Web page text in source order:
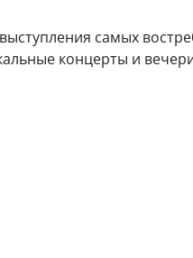
самых
концерты и